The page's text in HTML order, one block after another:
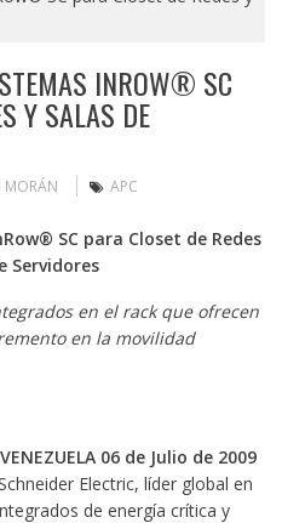
INROW® SC
Y SALAS DE
MORÁN APC
SC para Closet de Redes
Servidores
en el rack que ofrecen
en la movilidad
06 de Julio de 2009
Electric, líder global en
de energía crítica y